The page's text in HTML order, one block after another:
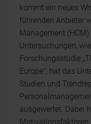
kommt ein neues
führenden Anbieter
Management
Untersuchungen,
Forschungsstudie
Europe“, hat das
Studien und
ausgewertet. Dabei
Motivationsfaktoren